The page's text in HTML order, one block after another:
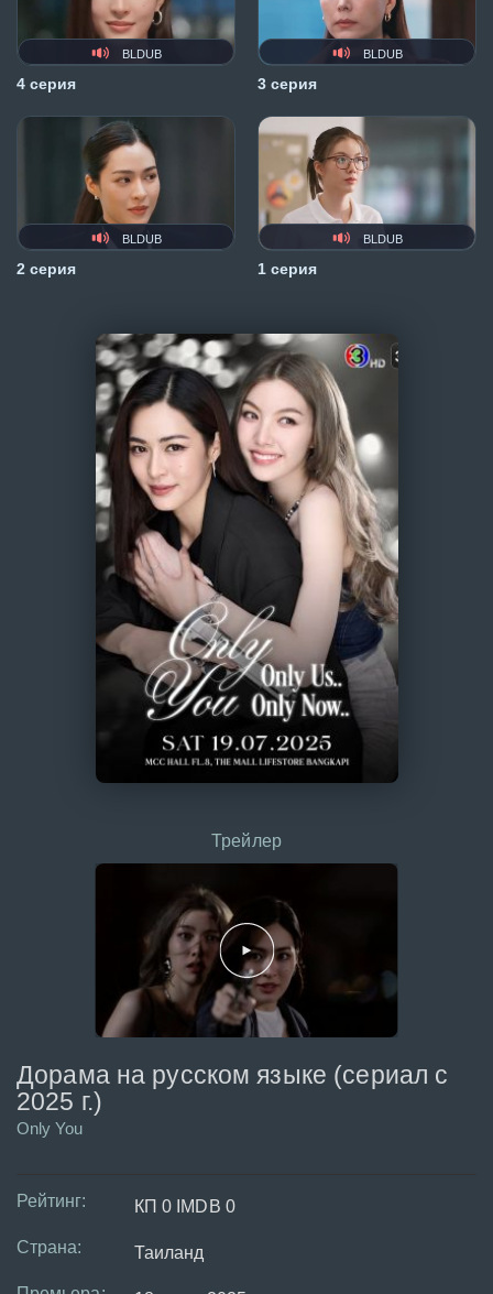
BLDUB
4 серия
BLDUB
3 серия
BLDUB
2 серия
BLDUB
1 серия
Дорама на русском языке (сериал с
2025 г.)
Only You
Рейтинг: КП 0 IMDB 0
Страна: Таиланд
Трейлер